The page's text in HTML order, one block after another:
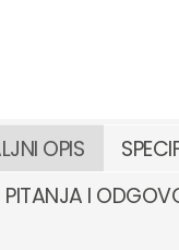
OPIS
PITANJA I